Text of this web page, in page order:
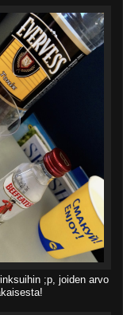
;p, joiden arvo